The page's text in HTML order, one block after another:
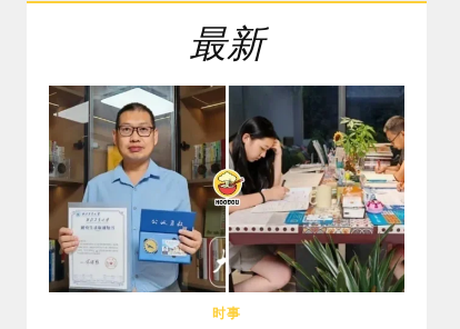
最新
时事